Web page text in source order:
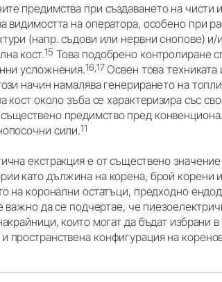
предимства при създаването на чисти
видимостта на оператора, особено при
(напр. съдови или нервни снопове)
кост.15 Това подобрено контролиране
усложнения.16,17Освен това техниката
начин намалява генерирането на
кост около зъба се характеризира със
предимство пред
сили.11
екстракция е от съществено
като дължина на корена, брой корени
на коронални остатъци, предходно
важно да се подчертае, че
които могат да бъдат избрани в
конфигурация на